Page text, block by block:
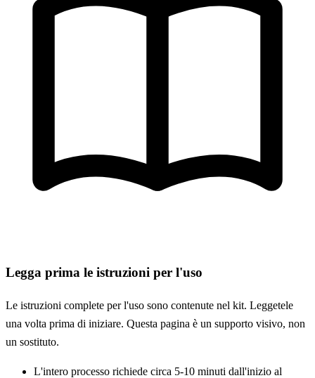
Legga prima le istruzioni per l'uso
Le istruzioni complete per l'uso sono contenute nel kit. Leggetele
una volta prima di iniziare. Questa pagina è un supporto visivo, non
un sostituto.
L'intero processo richiede circa 5-10 minuti dall'inizio al